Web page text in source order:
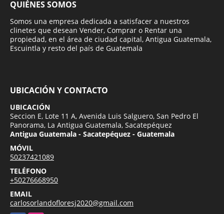
QUIÉNES SOMOS
Somos una empresa dedicada a satisfacer a nuestros
clinetes que desean Vender, Comprar o Rentar una
propiedad, en el área de ciudad capital, Antigua Guatemala,
Escuintla y resto del país de Guatemala
UBICACIÓN Y CONTACTO
UBICACIÓN
Seccion E, Lote 11 A, Avenida Luis Salguero, San Pedro El
Panorama, La Antigua Guatemala, Sacatepéquez
Antigua Guatemala - Sacatepéquez - Guatemala
MÓVIL
50237421089
TELÉFONO
+50276668950
EMAIL
carlosorlandofloresj2020@gmail.com